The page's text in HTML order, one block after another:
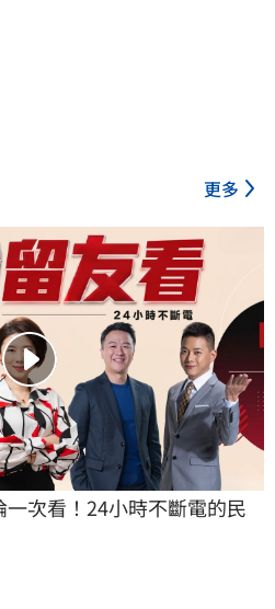
更多
次看！24小時不斷電的民